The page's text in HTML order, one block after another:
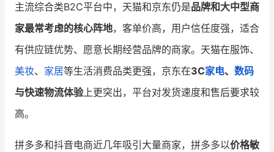
主流综合类B2C平台中，天猫和京东仍是品牌和大中型商
家最常考虑的核心阵地，客单价高，用户信任度强，适合
有供应链优势、愿意长期经营品牌的商家。天猫在服饰、
美妆、 家居等生活消费品类更强，京东在3C家电、 数码
与快速物流体验上更突出，平台对发货速度和售后要求较
高。
拼多多和抖音电商近几年吸引大量商家，拼多多以价格敏